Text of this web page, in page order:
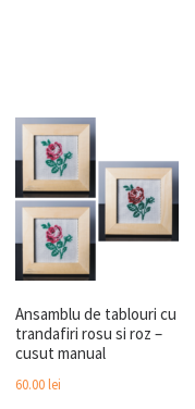
Ansamblu de tablouri cu
trandafiri rosu si roz –
cusut manual
60.00lei